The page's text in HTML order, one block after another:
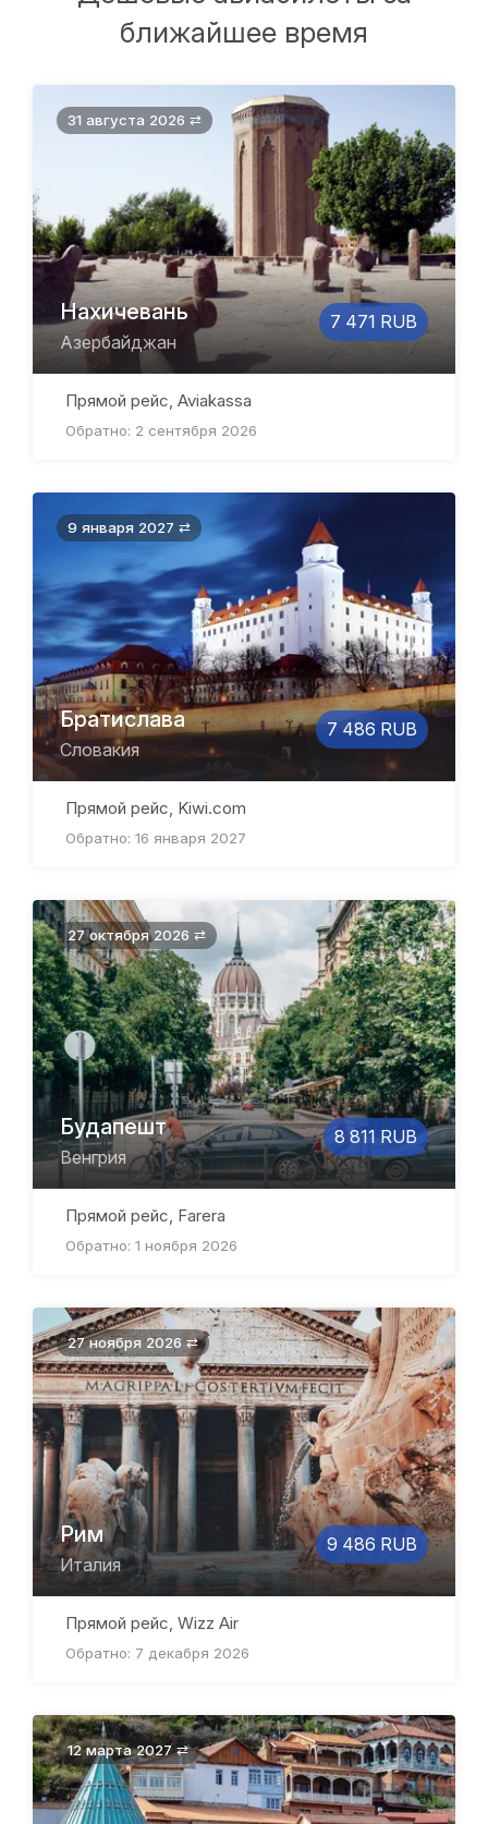
ближайшее время
31 августа 2026 ⇄
Нахичевань
Азербайджан
7 471 RUB
Прямой рейс, Aviakassa
Обратно: 2 сентября 2026
9 января 2027 ⇄
Братислава
Словакия
7 486 RUB
Прямой рейс, Kiwi.com
Обратно: 16 января 2027
27 октября 2026 ⇄
Будапешт
Венгрия
8 811 RUB
Прямой рейс, Farera
Обратно: 1 ноября 2026
27 ноября 2026 ⇄
Рим
Италия
9 486 RUB
Прямой рейс, Wizz Air
Обратно: 7 декабря 2026
12 марта 2027 ⇄